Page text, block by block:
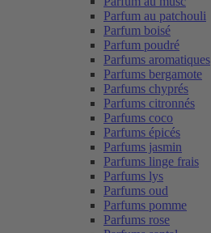
Parfum au patchouli
Parfum boisé
Parfum poudré
Parfums aromatiques
Parfums bergamote
Parfums chyprés
Parfums citronnés
Parfums coco
Parfums épicés
Parfums jasmin
Parfums linge frais
Parfums lys
Parfums oud
Parfums pomme
Parfums rose